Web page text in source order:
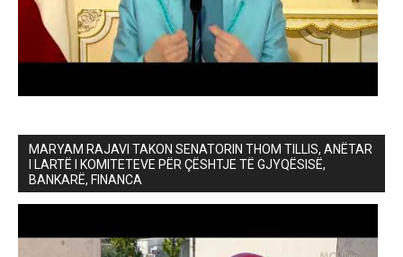
MARYAM RAJAVI TAKON SENATORIN THOM TILLIS, ANËTAR
I LARTË I KOMITETEVE PËR ÇËSHTJE TË GJYQËSISË,
BANKARË, FINANCA